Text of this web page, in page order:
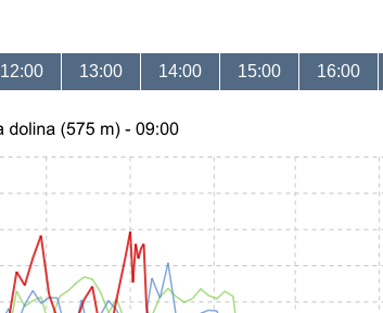
12:00 13:00 14:00 15:00 16:00